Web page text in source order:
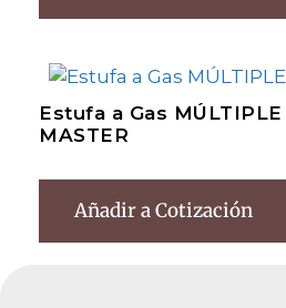
Estufa a Gas MÚLTIPLE
MASTER
Añadir a Cotización